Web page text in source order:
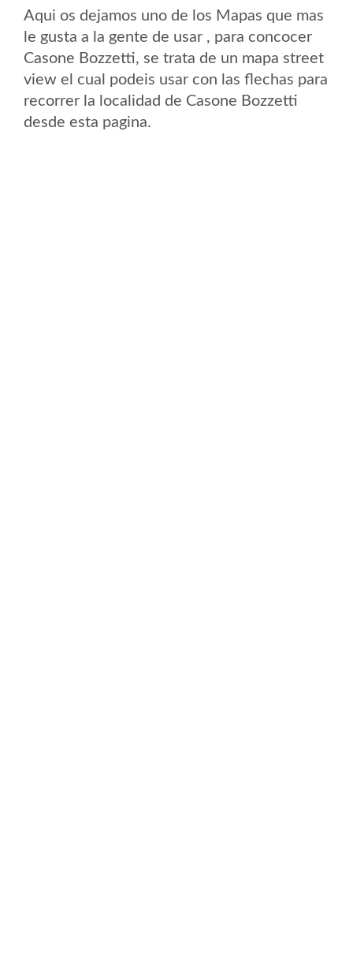
Aqui os dejamos uno de los Mapas que mas
le gusta a la gente de usar , para concocer
Casone Bozzetti, se trata de un mapa street
view el cual podeis usar con las flechas para
recorrer la localidad de Casone Bozzetti
desde esta pagina.